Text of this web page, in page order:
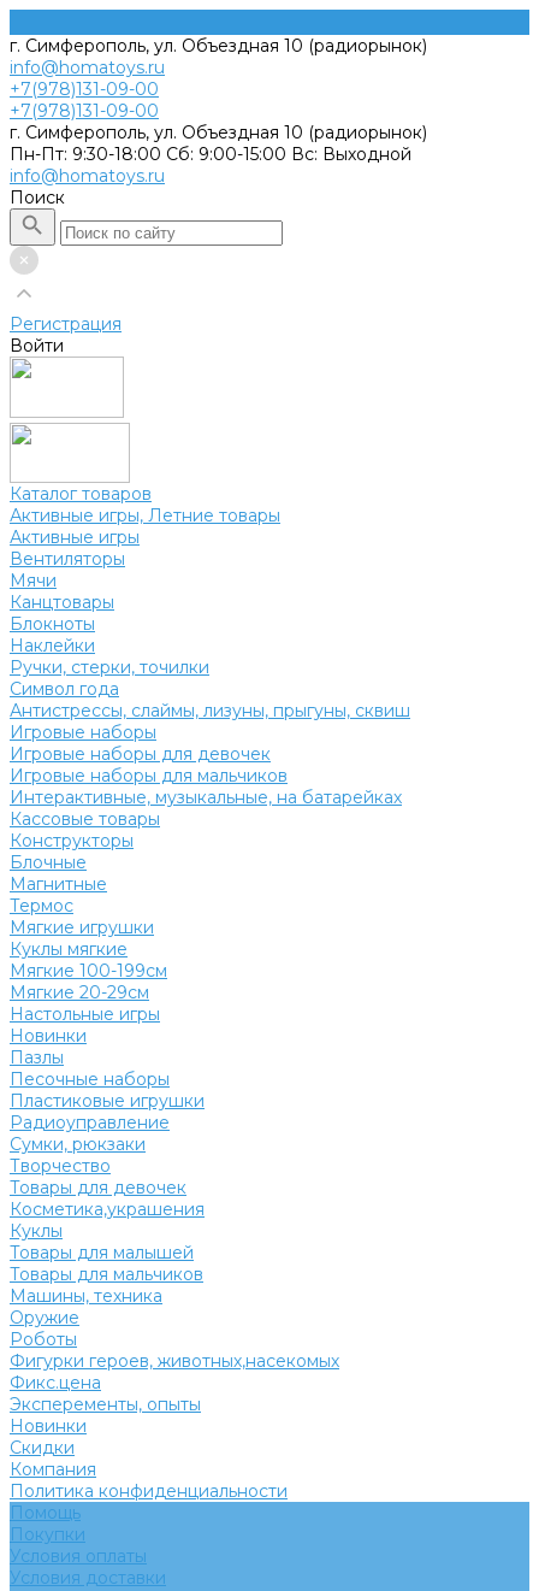
г. Симферополь, ул. Объездная 10 (радиорынок)
info@homatoys.ru
+7(978)131-09-00
+7(978)131-09-00
г. Симферополь, ул. Объездная 10 (радиорынок)
Пн-Пт: 9:30-18:00 Cб: 9:00-15:00 Вс: Выходной
info@homatoys.ru
Поиск
Регистрация
Войти
Каталог товаров
Активные игры, Летние товары
Активные игры
Вентиляторы
Мячи
Канцтовары
Блокноты
Наклейки
Ручки, стерки, точилки
Символ года
Антистрессы, слаймы, лизуны, прыгуны, сквиш
Игровые наборы
Игровые наборы для девочек
Игровые наборы для мальчиков
Интерактивные, музыкальные, на батарейках
Кассовые товары
Конструкторы
Блочные
Магнитные
Термос
Мягкие игрушки
Куклы мягкие
Мягкие 100-199см
Мягкие 20-29см
Настольные игры
Новинки
Пазлы
Песочные наборы
Пластиковые игрушки
Радиоуправление
Сумки, рюкзаки
Творчество
Товары для девочек
Косметика,украшения
Куклы
Товары для малышей
Товары для мальчиков
Машины, техника
Оружие
Роботы
Фигурки героев, животных,насекомых
Фикс.цена
Эксперементы, опыты
Новинки
Скидки
Компания
Политика конфиденциальности
Помощь
Покупки
Условия оплаты
Условия доставки